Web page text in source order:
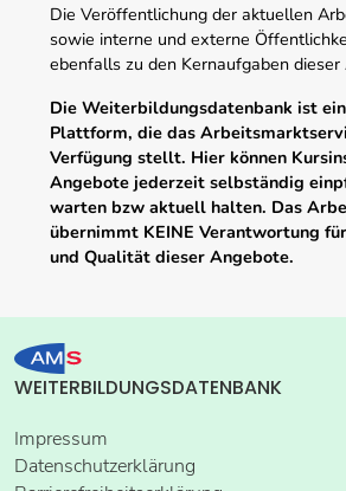
Die Veröffentlichung der aktuellen
sowie interne und externe
ebenfalls zu den Kernaufgaben dieser
Die Weiterbildungsdatenbank ist
Plattform, die das
Verfügung stellt. Hier können
Angebote jederzeit selbständig
warten bzw aktuell halten. Das
übernimmt KEINE Verantwortung
und Qualität dieser Angebote.
WEITERBILDUNGSDATENBANK
Impressum
Datenschutzerklärung